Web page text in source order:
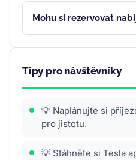
Mohu si rezervovat
Tipy pro návštěvníky
💡 Naplánujte si
pro jistotu.
💡 Stáhněte si Tesla